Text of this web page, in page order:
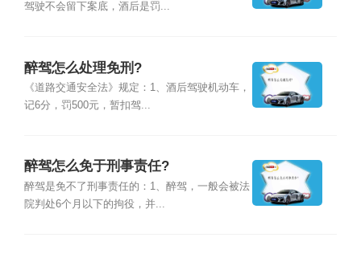
驾驶不会留下案底，酒后是罚...
醉驾怎么处理免刑?
《道路交通安全法》规定：1、酒后驾驶机动车，
记6分，罚500元，暂扣驾...
醉驾怎么免于刑事责任?
醉驾是免不了刑事责任的：1、醉驾，一般会被法
院判处6个月以下的拘役，并...